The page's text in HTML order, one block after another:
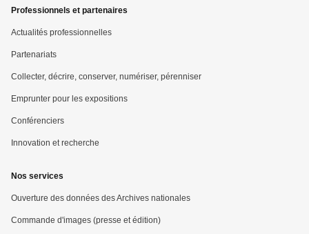
Professionnels et partenaires
Actualités professionnelles
Partenariats
Collecter, décrire, conserver, numériser, pérenniser
Emprunter pour les expositions
Conférenciers
Innovation et recherche
Nos services
Ouverture des données des Archives nationales
Commande d'images (presse et édition)